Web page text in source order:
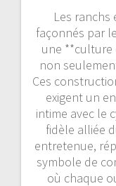
Les ranchs
façonnés par
une **culture
non
Ces
exigent un
intime avec le
fidèle alliée
entretenue,
symbole de
où chaque